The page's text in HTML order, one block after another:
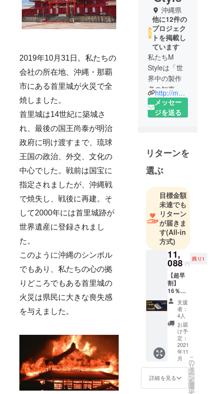
2019年10月31日。私たちの
会社の所在地、沖縄・那覇
市にある首里城が火災で全
焼しました。
首里城は14世紀に築城さ
れ、最後の国王尚泰が明治
政府に明け渡すまで、琉球
王国の政治、外交、文化の
中心でした。戦前は国宝に
指定されましたが、沖縄戦
で焼失し、戦後に再建。そ
して2000年には首里城跡が
世界遺産に登録されまし
た。
このように沖縄のシンボル
でもあり、私たちの心の拠
りどころでもある首里城の
火災は県民に大きな喪失感
を与えました。
沖縄県
他に12件の
プロジェク
トを掲載し
ています
私たちM
Styleは「世
界中の製作
者の知恵と
想いが詰
まった素晴
けする」こ
とをミッ
ションとし
ています。
まだ日本で
知られてい
ない素晴ら
しい商品を
世界中から
お届けする
ことが私た
ちの喜びで
す。どうか
今後ともご
支援のほど
よろしくお
願いいたし
http://mstyle-co.com
メッセー
ジを送る
リターンを
選ぶ
目標金額
未達でも
リターン
が届きま
す(All-in
方式)
11,
088 円
残り1
【超早
割】
16％OF
F 5名
様限定
・完成
した製
品×１点
［一般
販売予
定価格
13,200
円（税
込）の
16%OF
F］
支援
者：
4人
お届
け予
定：
2021
年11
月
詳細を見る
こ
の
リ
タ
ー
ン
を
選
択